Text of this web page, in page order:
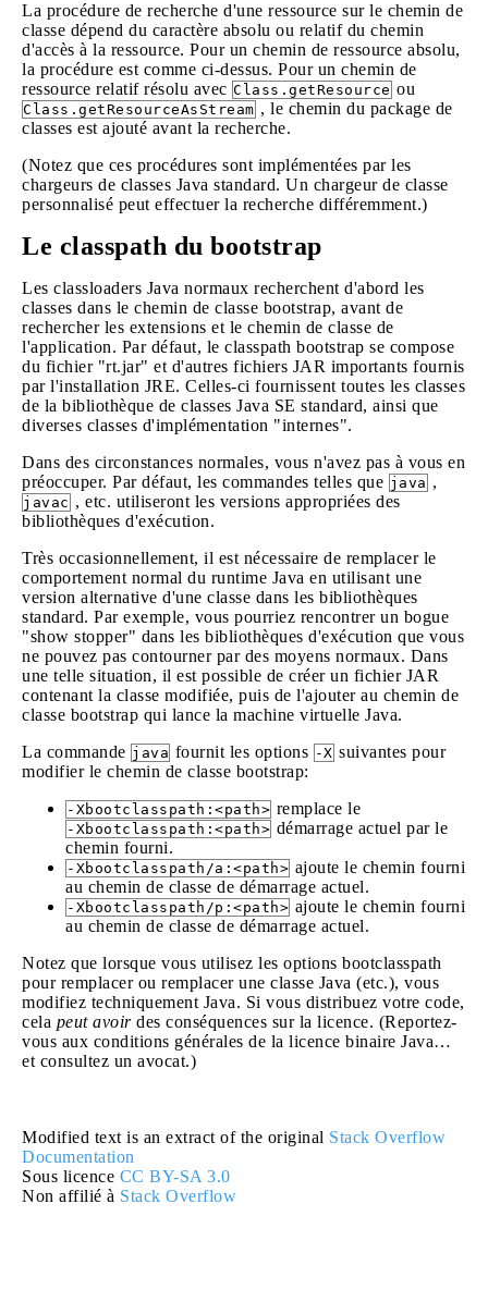
La procédure de recherche d'une ressource sur le chemin de
classe dépend du caractère absolu ou relatif du chemin
d'accès à la ressource. Pour un chemin de ressource absolu,
la procédure est comme ci-dessus. Pour un chemin de
ressource relatif résolu avec Class.getResource ou
Class.getResourceAsStream , le chemin du package de
classes est ajouté avant la recherche.
(Notez que ces procédures sont implémentées par les
chargeurs de classes Java standard. Un chargeur de classe
personnalisé peut effectuer la recherche différemment.)
Le classpath du bootstrap
Les classloaders Java normaux recherchent d'abord les
classes dans le chemin de classe bootstrap, avant de
rechercher les extensions et le chemin de classe de
l'application. Par défaut, le classpath bootstrap se compose
du fichier "rt.jar" et d'autres fichiers JAR importants fournis
par l'installation JRE. Celles-ci fournissent toutes les classes
de la bibliothèque de classes Java SE standard, ainsi que
diverses classes d'implémentation "internes".
Dans des circonstances normales, vous n'avez pas à vous en
préoccuper. Par défaut, les commandes telles que java ,
javac , etc. utiliseront les versions appropriées des
bibliothèques d'exécution.
Très occasionnellement, il est nécessaire de remplacer le
comportement normal du runtime Java en utilisant une
version alternative d'une classe dans les bibliothèques
standard. Par exemple, vous pourriez rencontrer un bogue
"show stopper" dans les bibliothèques d'exécution que vous
ne pouvez pas contourner par des moyens normaux. Dans
une telle situation, il est possible de créer un fichier JAR
contenant la classe modifiée, puis de l'ajouter au chemin de
classe bootstrap qui lance la machine virtuelle Java.
La commande java fournit les options -X suivantes pour
modifier le chemin de classe bootstrap:
-Xbootclasspath:<path> remplace le
-Xbootclasspath:<path> démarrage actuel par le
chemin fourni.
-Xbootclasspath/a:<path> ajoute le chemin fourni
au chemin de classe de démarrage actuel.
-Xbootclasspath/p:<path> ajoute le chemin fourni
au chemin de classe de démarrage actuel.
Notez que lorsque vous utilisez les options bootclasspath
pour remplacer ou remplacer une classe Java (etc.), vous
modifiez techniquement Java. Si vous distribuez votre code,
cela peut avoirdes conséquences sur la licence. (Reportez-
vous aux conditions générales de la licence binaire Java…
et consultez un avocat.)
Modified text is an extract of the original Stack Overflow
Documentation
Sous licence CC BY-SA 3.0
Non affilié à Stack Overflow